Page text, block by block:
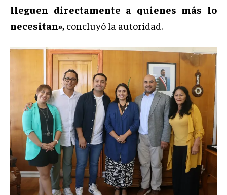
lleguen directamente a quienes más lo
necesitan», concluyó la autoridad.